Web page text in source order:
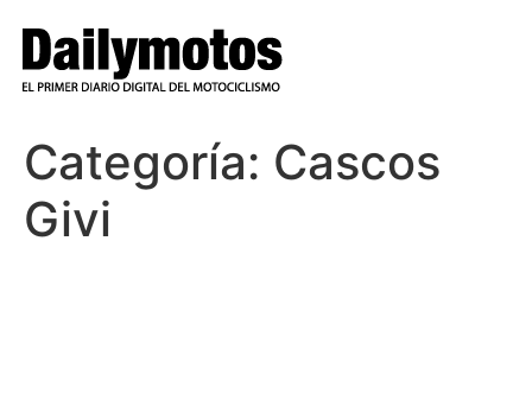
contenido
Categoría: Cascos
Givi